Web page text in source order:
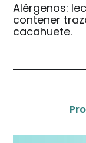
Alérgenos:
contener
cacahuete.